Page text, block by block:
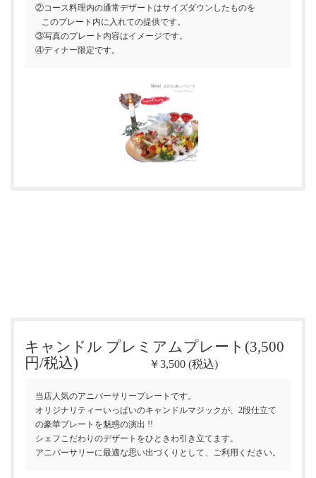
②コース料理内の通常デザートはサイズダウンしたものを
このプレート内に入れての提供です。
③写真のプレート内容はイメージです。
④ディナー限定です。
キャンドル プレミアムプレート(3,500
円/税込)
￥3,500 (税込)
当店人気のアニバーサリープレートです。
オリジナリティーいっぱいのキャンドルマジックが、2段仕立て
の豪華プレートを魅惑の演出 !!
シェフこだわりのデザートをひときわ引き立てます。
アニバーサリーに最適な思い出づくりとして、ご利用ください。